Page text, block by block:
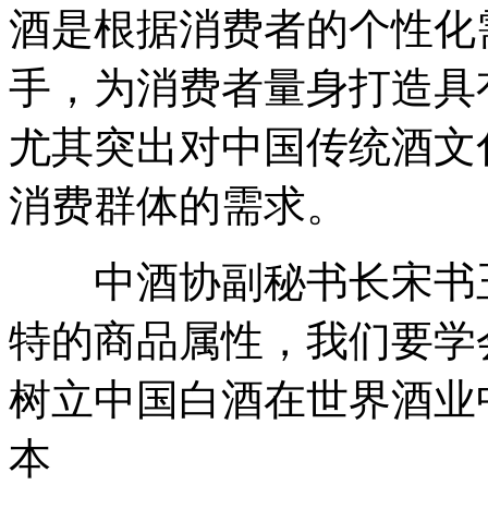
酒是根据消费者的个性
手，为消费者量身打造
尤其突出对中国传统酒
消费群体的需求。
中酒协副秘书长宋书
特的商品属性，我们要
树立中国白酒在世界酒
本